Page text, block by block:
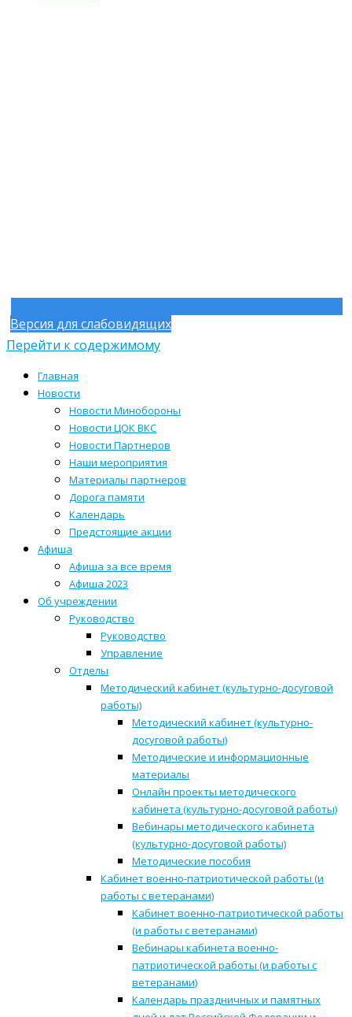
Версия для слабовидящих
Перейти к содержимому
Главная
Новости
Новости Минобороны
Новости ЦОК ВКС
Новости Партнеров
Наши мероприятия
Материалы партнеров
Дорога памяти
Календарь
Предстоящие акции
Афиша
Афиша за все время
Афиша 2023
Об учреждении
Руководство
Руководство
Управление
Отделы
Методический кабинет (культурно-досуговой
работы)
Методический кабинет (культурно-
досуговой работы)
Методические и информационные
материалы
Онлайн проекты методического
кабинета (культурно-досуговой работы)
Вебинары методического кабинета
(культурно-досуговой работы)
Методические пособия
Кабинет военно-патриотической работы (и
работы с ветеранами)
Кабинет военно-патриотической работы
(и работы с ветеранами)
Вебинары кабинета военно-
патриотической работы (и работы с
ветеранами)
Календарь праздничных и памятных